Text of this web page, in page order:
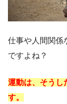
仕事や人間関係
ですよね？
運動は、そうし
す。